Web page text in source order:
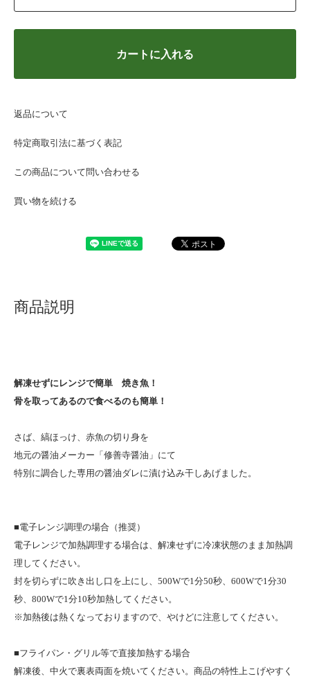
カートに入れる
返品について
特定商取引法に基づく表記
この商品について問い合わせる
買い物を続ける
商品説明
解凍せずにレンジで簡単 焼き魚！
骨を取ってあるので食べるのも簡単！
さば、縞ほっけ、赤魚の切り身を
地元の醤油メーカー「修善寺醤油」にて
特別に調合した専用の醤油ダレに漬け込み干しあげました。
■電子レンジ調理の場合（推奨）
電子レンジで加熱調理する場合は、解凍せずに冷凍状態のまま加熱調
理してください。
封を切らずに吹き出し口を上にし、500Wで1分50秒、600Wで1分30
秒、800Wで1分10秒加熱してください。
※加熱後は熱くなっておりますので、やけどに注意してください。
■フライパン・グリル等で直接加熱する場合
解凍後、中火で裏表両面を焼いてください。商品の特性上こげやすく